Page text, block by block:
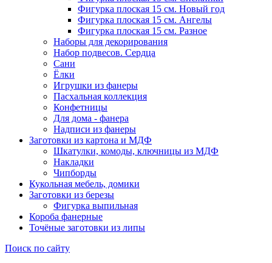
Фигурка плоская 15 см. Новый год
Фигурка плоская 15 см. Ангелы
Фигурка плоская 15 см. Разное
Наборы для декорирования
Набор подвесов. Сердца
Сани
Ёлки
Игрушки из фанеры
Пасхальная коллекция
Конфетницы
Для дома - фанера
Надписи из фанеры
Заготовки из картона и МДФ
Шкатулки, комоды, ключницы из МДФ
Накладки
Чипборды
Кукольная мебель, домики
Заготовки из березы
Фигурка выпильная
Короба фанерные
Точёные заготовки из липы
Поиск по сайту